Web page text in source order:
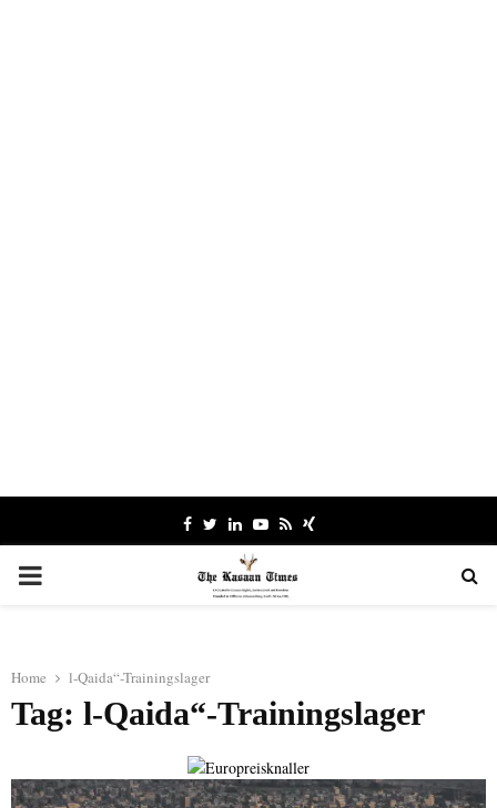
Facebook
TwitterLinkedinYoutube
RssXing
PRIMARY
Home l-Qaida“-Trainingslager
Tag: l-Qaida“-Trainingslager